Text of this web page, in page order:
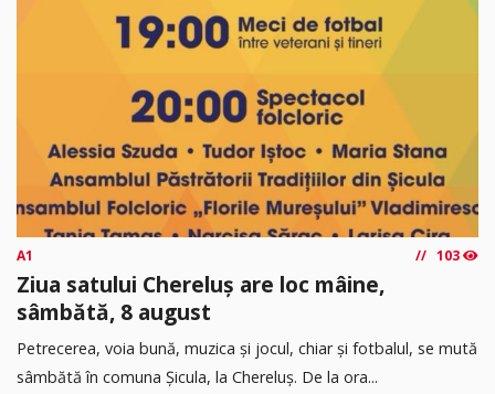
A1 103
Ziua satului Chereluș are loc mâine,
sâmbătă, 8 august
Petrecerea, voia bună, muzica și jocul, chiar și fotbalul, se mută
sâmbătă în comuna Șicula, la Chereluș. De la ora...